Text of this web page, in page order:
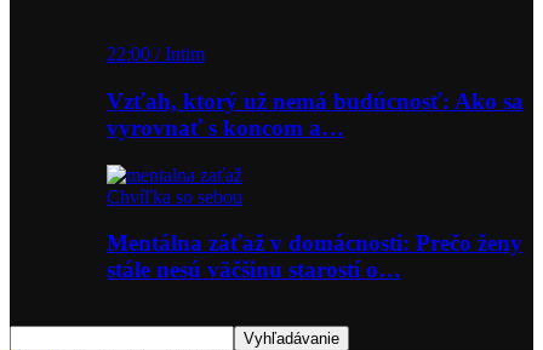
22:00 / Intim
Vzťah, ktorý už nemá budúcnosť: Ako sa
vyrovnať s koncom a…
Chvíľka so sebou
Mentálna záťaž v domácnosti: Prečo ženy
stále nesú väčšinu starostí o…